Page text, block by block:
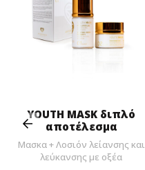
YOUTH MASK διπλό
αποτέλεσμα
Μασκα + Λοσιόν λείανσης και
λεύκανσης με οξέα
Prev